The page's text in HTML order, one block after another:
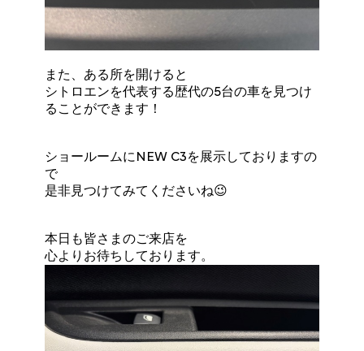
また、ある所を開けると
シトロエンを代表する歴代の5台の車を見つけ
ることができます！
ショールームにNEW C3を展示しておりますの
で
是非見つけてみてくださいね😉
本日も皆さまのご来店を
心よりお待ちしております。